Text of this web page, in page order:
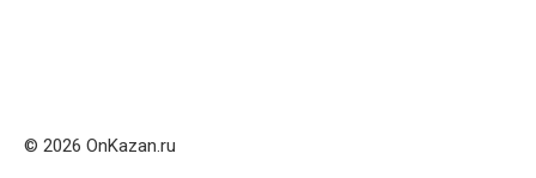
© 2026 OnKazan.ru